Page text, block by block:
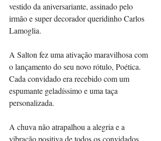
vestido da aniversariante, assinado pelo
irmão e super decorador queridinho Carlos
Lamoglia.
A Salton fez uma ativação maravilhosa com
o lançamento do seu novo rótulo, Poética.
Cada convidado era recebido com um
espumante geladíssimo e uma taça
personalizada.
A chuva não atrapalhou a alegria e a
vibração positiva de todos os convidados